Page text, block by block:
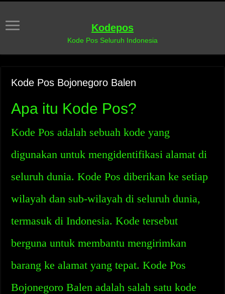
Kodepos
Kode Pos Seluruh Indonesia
Kode Pos Bojonegoro Balen
Apa itu Kode Pos?
Kode Pos adalah sebuah kode yang
digunakan untuk mengidentifikasi alamat di
seluruh dunia. Kode Pos diberikan ke setiap
wilayah dan sub-wilayah di seluruh dunia,
termasuk di Indonesia. Kode tersebut
berguna untuk membantu mengirimkan
barang ke alamat yang tepat. Kode Pos
Bojonegoro Balen adalah salah satu kode